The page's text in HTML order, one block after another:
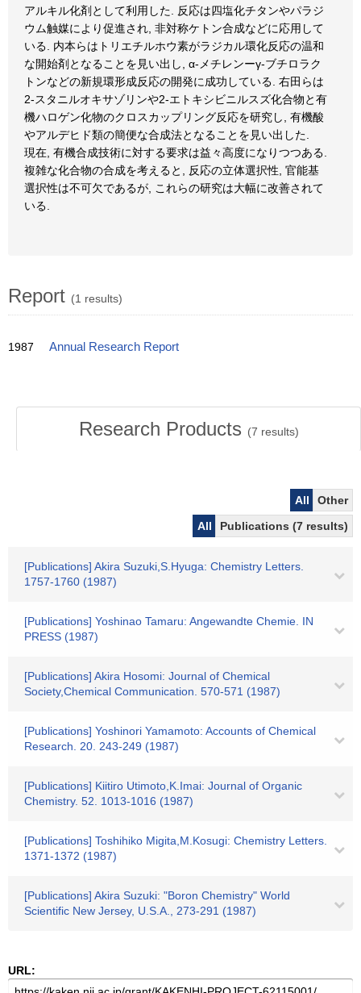
アルキル化剤として利用した. 反応は四塩化チタンやパラジ
ウム触媒により促進され, 非対称ケトン合成などに応用して
いる. 内本らはトリエチルホウ素がラジカル環化反応の温和
な開始剤となることを見い出し, α-メチレンーγ-ブチロラク
トンなどの新規環形成反応の開発に成功している. 右田らは
2-スタニルオキサゾリンや2-エトキシビニルスズ化合物と有
機ハロゲン化物のクロスカップリング反応を研究し, 有機酸
やアルデヒド類の簡便な合成法となることを見い出した.
現在, 有機合成技術に対する要求は益々高度になりつつある.
複雑な化合物の合成を考えると, 反応の立体選択性, 官能基
選択性は不可欠であるが, これらの研究は大幅に改善されて
いる.
Report (1 results)
1987 Annual Research Report
Research Products (7 results)
All
Other
All
Publications (7 results)
[Publications] Akira Suzuki,S.Hyuga: Chemistry Letters.
1757-1760 (1987)
[Publications] Yoshinao Tamaru: Angewandte Chemie. IN
PRESS (1987)
[Publications] Akira Hosomi: Journal of Chemical
Society,Chemical Communication. 570-571 (1987)
[Publications] Yoshinori Yamamoto: Accounts of Chemical
Research. 20. 243-249 (1987)
[Publications] Kiitiro Utimoto,K.Imai: Journal of Organic
Chemistry. 52. 1013-1016 (1987)
[Publications] Toshihiko Migita,M.Kosugi: Chemistry Letters.
1371-1372 (1987)
[Publications] Akira Suzuki: "Boron Chemistry" World
Scientific New Jersey, U.S.A., 273-291 (1987)
URL: